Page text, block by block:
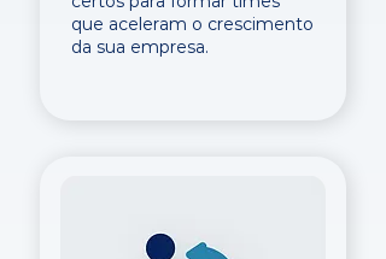
que aceleram o crescimento
da sua empresa.